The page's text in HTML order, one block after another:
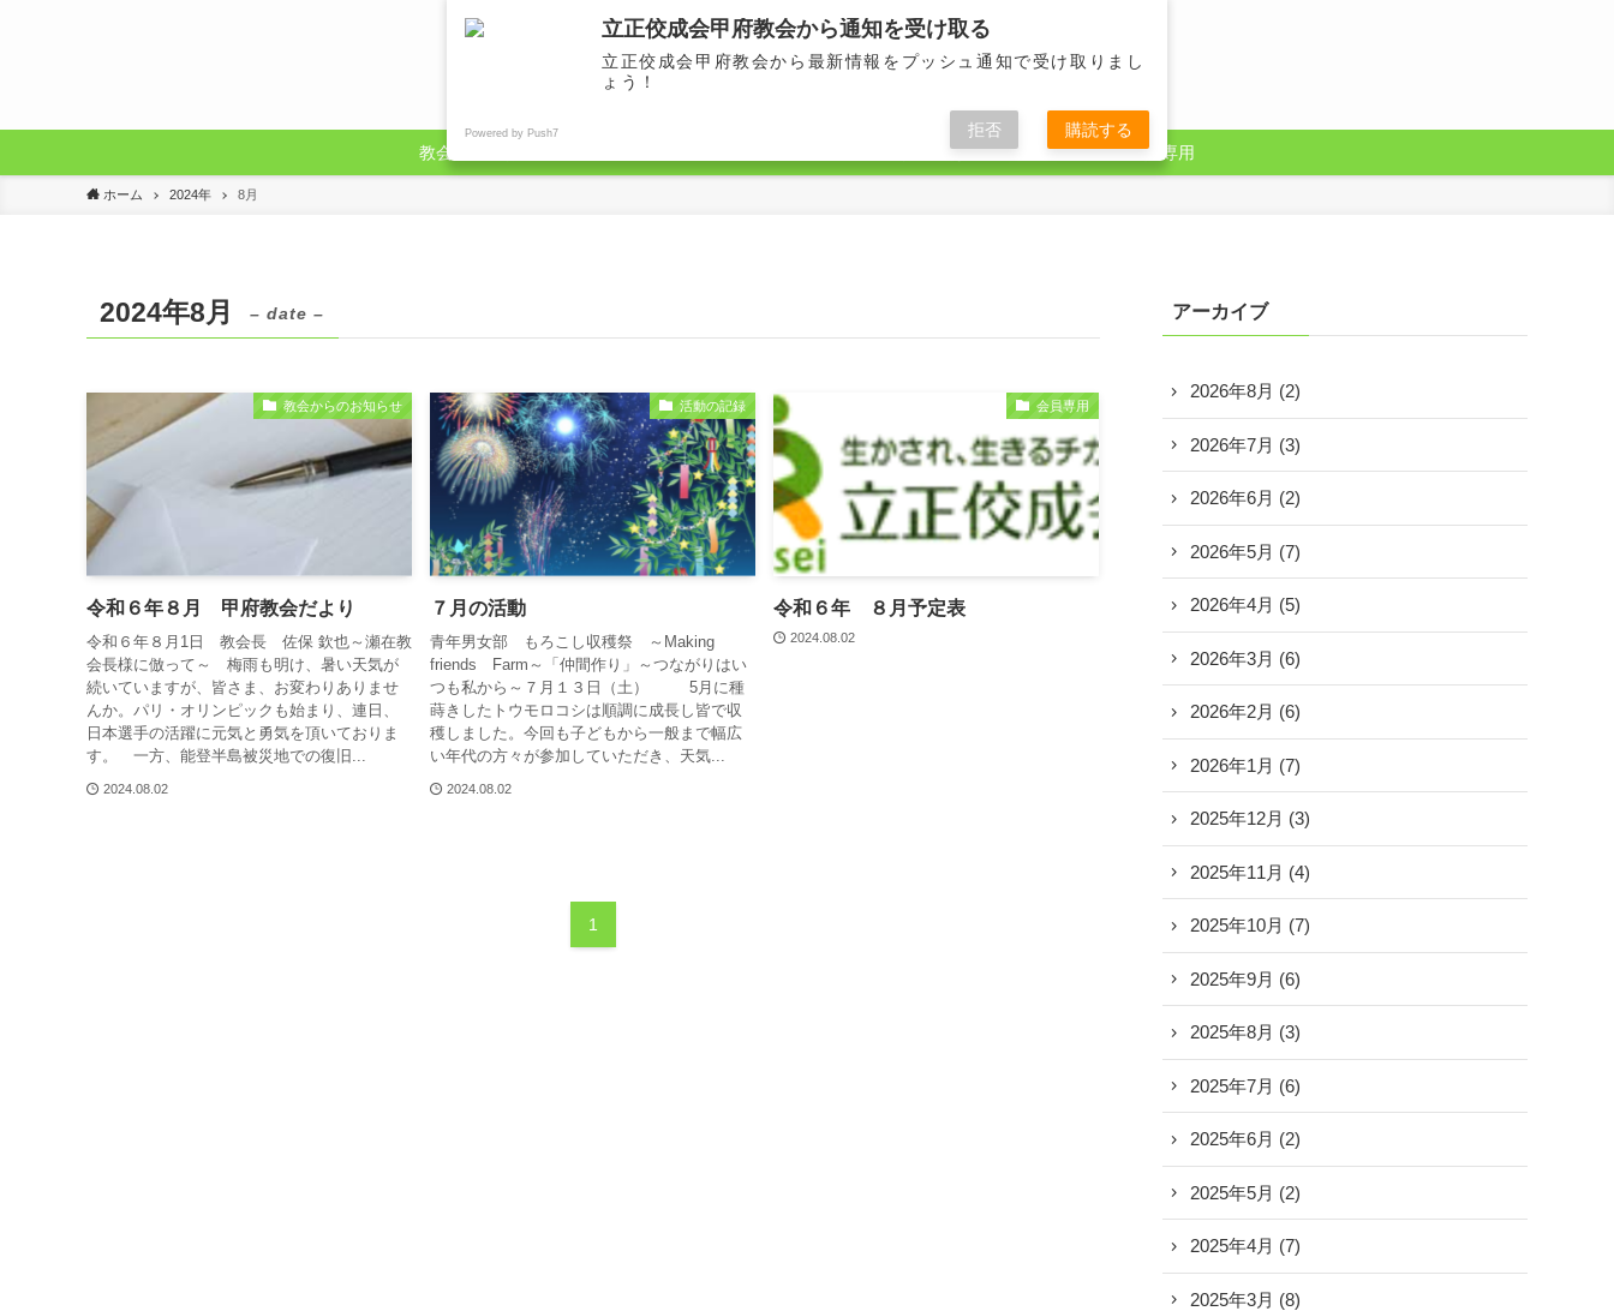
教会からのお知らせ 開祖様本日のおことば 活動の記録 会員専用
ホーム 2024年 8月
2024年8月 – date –
教会からのお知らせ
令和６年８月 甲府教会だより
令和６年８月1日 教会長 佐保 欽也～瀬在教
会長様に倣って～ 梅雨も明け、暑い天気が
続いていますが、皆さま、お変わりありませ
んか。パリ・オリンピックも始まり、連日、
日本選手の活躍に元気と勇気を頂いておりま
す。 一方、能登半島被災地での復旧...
2024.08.02
活動の記録
７月の活動
青年男女部 もろこし収穫祭 ～Making
friends Farm～「仲間作り」～つながりはい
つも私から～７月１３日（土） 5月に種
蒔きしたトウモロコシは順調に成長し皆で収
穫しました。今回も子どもから一般まで幅広
い年代の方々が参加していただき、天気...
2024.08.02
会員専用
令和６年 ８月予定表
2024.08.02
1
アーカイブ
2026年8月 (2)
2026年7月 (3)
2026年6月 (2)
2026年5月 (7)
2026年4月 (5)
2026年3月 (6)
2026年2月 (6)
2026年1月 (7)
2025年12月 (3)
2025年11月 (4)
2025年10月 (7)
2025年9月 (6)
2025年8月 (3)
2025年7月 (6)
2025年6月 (2)
2025年5月 (2)
2025年4月 (7)
2025年3月 (8)
立正佼成会甲府教会から通知を受け取る
立正佼成会甲府教会から最新情報をプッシュ通知で受け取りまし
ょう！
Powered by Push7 拒否 購読する